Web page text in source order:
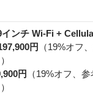
ンチ Wi-Fi +
円
（19%オフ
円
（19%オフ、